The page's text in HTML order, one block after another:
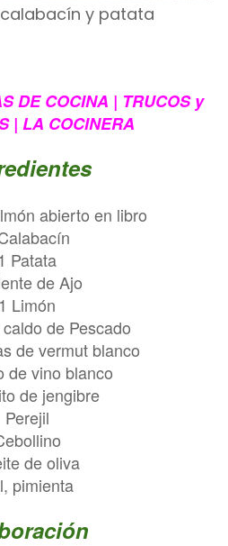
y patata
DE COCINA | TRUCOS y
| LA COCINERA
abierto en libro
1 Patata
de Ajo
1 Limón
de Pescado
de vermut blanco
de vino blanco
de jengibre
Perejil
de oliva
pimienta